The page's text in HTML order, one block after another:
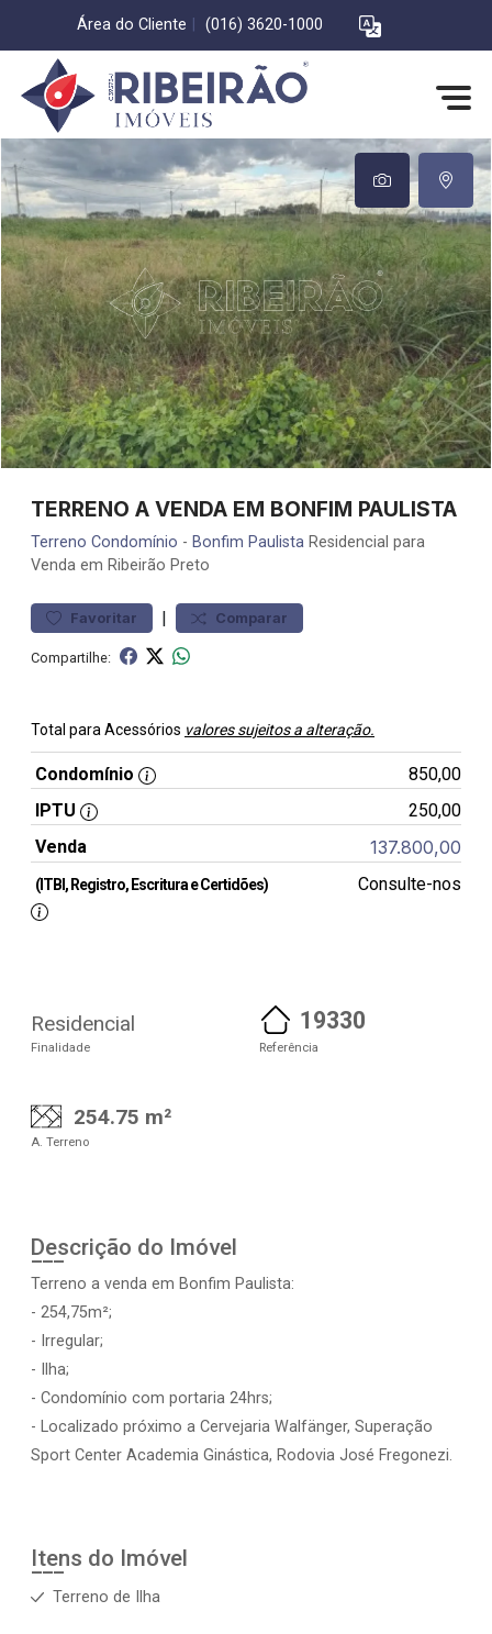
Área do Cliente (016) 3620-1000
TERRENO A VENDA EM BONFIM PAULISTA
Terreno Condomínio - Bonfim Paulista Residencial para
Venda em Ribeirão Preto
Favoritar | Comparar
Compartilhe:
Total para Acessórios valores sujeitos a alteração.
Condomínio
850,00
IPTU
250,00
Venda
137.800,00
(ITBI, Registro, Escritura e Certidões) Consulte-nos
Residencial
Finalidade
19330
Referência
254.75 m²
A. Terreno
Descrição do Imóvel
Terreno a venda em Bonfim Paulista:
- 254,75m²;
- Irregular;
- Ilha;
- Condomínio com portaria 24hrs;
- Localizado próximo a Cervejaria Walfänger, Superação
Sport Center Academia Ginástica, Rodovia José Fregonezi.
Itens do Imóvel
Terreno de Ilha